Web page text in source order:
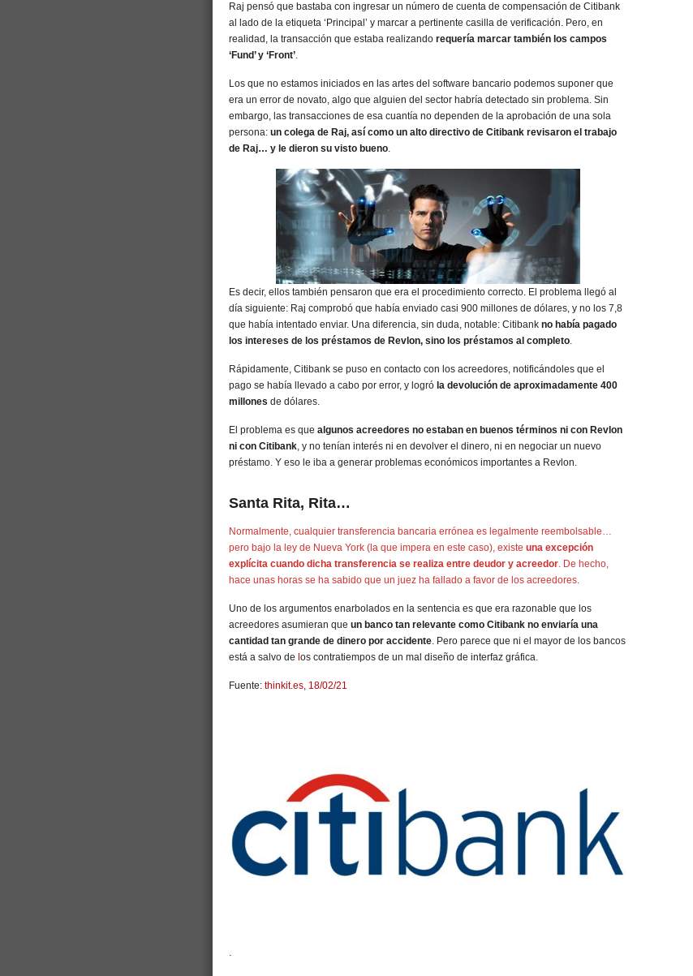
Raj pensó que bastaba con ingresar un número de cuenta de compensación de Citibank
al lado de la etiqueta ‘Principal’ y marcar a pertinente casilla de verificación. Pero, en
realidad, la transacción que estaba realizando requería marcar también los campos
‘Fund’ y ‘Front’.
Los que no estamos iniciados en las artes del software bancario podemos suponer que
era un error de novato, algo que alguien del sector habría detectado sin problema. Sin
embargo, las transacciones de esa cuantía no dependen de la aprobación de una sola
persona: un colega de Raj, así como un alto directivo de Citibank revisaron el trabajo
de Raj… y le dieron su visto bueno.
Es decir, ellos también pensaron que era el procedimiento correcto. El problema llegó al
día siguiente: Raj comprobó que había enviado casi 900 millones de dólares, y no los 7,8
que había intentado enviar. Una diferencia, sin duda, notable: Citibank no había pagado
los intereses de los préstamos de Revlon, sino los préstamos al completo.
Rápidamente, Citibank se puso en contacto con los acreedores, notificándoles que el
pago se había llevado a cabo por error, y logró la devolución de aproximadamente 400
millones de dólares.
El problema es que algunos acreedores no estaban en buenos términos ni con Revlon
ni con Citibank, y no tenían interés ni en devolver el dinero, ni en negociar un nuevo
préstamo. Y eso le iba a generar problemas económicos importantes a Revlon.
Santa Rita, Rita…
Normalmente, cualquier transferencia bancaria errónea es legalmente reembolsable…
pero bajo la ley de Nueva York (la que impera en este caso), existe una excepción
explícita cuando dicha transferencia se realiza entre deudor y acreedor. De hecho,
hace unas horas se ha sabido que un juez ha fallado a favor de los acreedores.
Uno de los argumentos enarbolados en la sentencia es que era razonable que los
acreedores asumieran que un banco tan relevante como Citibank no enviaría una
cantidad tan grande de dinero por accidente. Pero parece que ni el mayor de los bancos
está a salvo de los contratiempos de un mal diseño de interfaz gráfica.
Fuente: thinkit.es, 18/02/21
.